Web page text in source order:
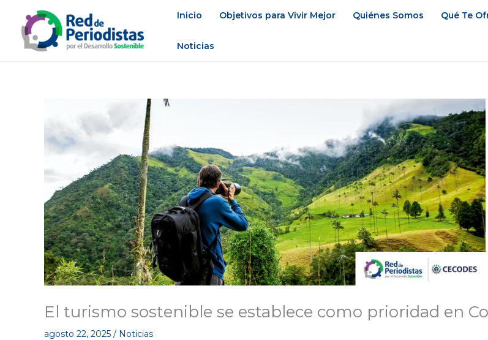
contenido
Inicio Objetivos para Vivir Mejor Quiénes Somos Qué Te
Noticias
El turismo sostenible se establece como prioridad en
agosto 22, 2025 / Noticias